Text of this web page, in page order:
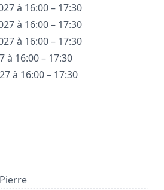
à 16:00 – 17:30
à 16:00 – 17:30
à 16:00 – 17:30
à 16:00 – 17:30
à 16:00 – 17:30